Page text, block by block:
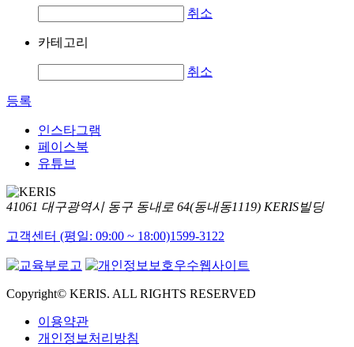
취소
카테고리
취소
등록
인스타그램
페이스북
유튜브
41061 대구광역시 동구 동내로 64(동내동1119) KERIS빌딩
고객센터 (평일: 09:00 ~ 18:00)1599-3122
Copyright© KERIS. ALL RIGHTS RESERVED
이용약관
개인정보처리방침